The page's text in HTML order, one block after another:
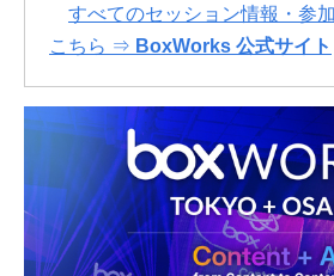
すべてのセッション情報・参
こちら ⇒ BoxWorks 公式サイト